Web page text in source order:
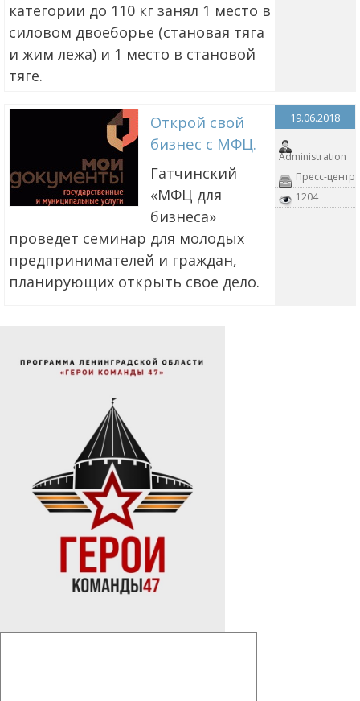
категории до 110 кг занял 1 место в
силовом двоеборье (становая тяга
и жим лежа) и 1 место в становой
тяге.
Открой свой
бизнес с МФЦ.
Гатчинский
«МФЦ для
бизнеса»
проведет семинар для молодых
предпринимателей и граждан,
планирующих открыть свое дело.
19.06.2018
Administration
Пресс-центр
1204